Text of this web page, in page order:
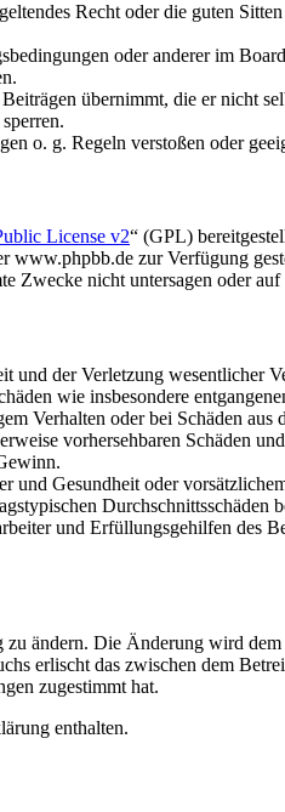
Recht oder die guten
oder anderer im
übernimmt, die er nicht
o. g. Regeln verstoßen oder
License v2“ (GPL)
www.phpbb.de zur Verfügung
Zwecke nicht untersagen oder
der Verletzung wesentlicher
wie insbesondere
Verhalten oder bei Schäden
vorhersehbaren Schäden
Gesundheit oder
und Erfüllungsgehilfen des
ändern. Die Änderung wird
erlischt das zwischen dem
zugestimmt hat.
enthalten.